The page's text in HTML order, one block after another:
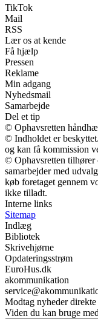
TikTok
Mail
RSS
Lær os at kende
Få hjælp
Pressen
Reklame
Min adgang
Nyhedsmail
Samarbejde
Del et tip
© Ophavsretten
© Indholdet er
og kan få kommission
© Ophavsretten tilhører
samarbejder med
køb foretaget gennem
ikke tilladt.
Interne links
Sitemap
Indlæg
Bibliotek
Skrivehjørne
Opdateringsstrøm
EuroHus.dk
akommunikation
Modtag nyheder
Viden du kan bruge